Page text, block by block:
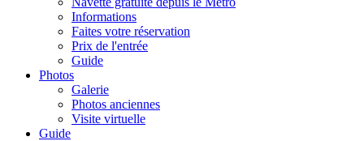
Informations
Faites votre réservation
Prix de l'entrée
Guide
Photos
Galerie
Photos anciennes
Visite virtuelle
Guide